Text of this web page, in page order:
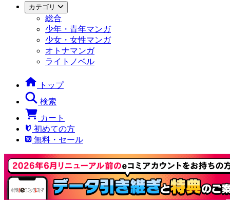
カテゴリ
総合
少年・青年マンガ
少女・女性マンガ
オトナマンガ
ライトノベル
トップ
検索
カート
初めての方
無料・セール